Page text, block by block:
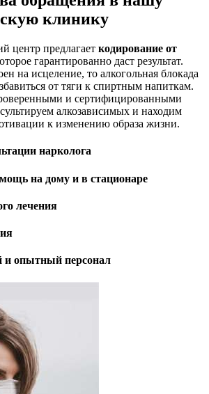
клинику
центр предлагает кодирование от
гарантированно даст результат.
на исцеление, то алкогольная блокада
от тяги к спиртным напиткам.
и сертифицированными
алкозависимых и находим
к изменению образа жизни.
нарколога
на дому и в стационаре
лечения
и опытный персонал